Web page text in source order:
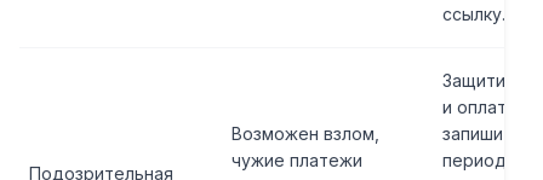
ссылку.
Подозрительная
Возможен взлом,
чужие платежи
Защитите
и оплату,
запишите
период